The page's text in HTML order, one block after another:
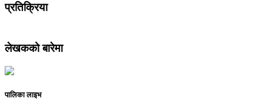
प्रतिक्रिया
लेखकको बारेमा
पालिका लाइभ